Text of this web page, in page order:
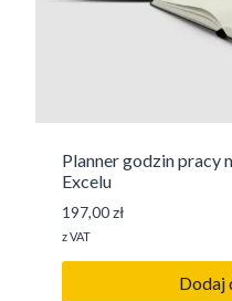
Planner godzin pracy
Excelu
197,00zł
z VAT
Dodaj